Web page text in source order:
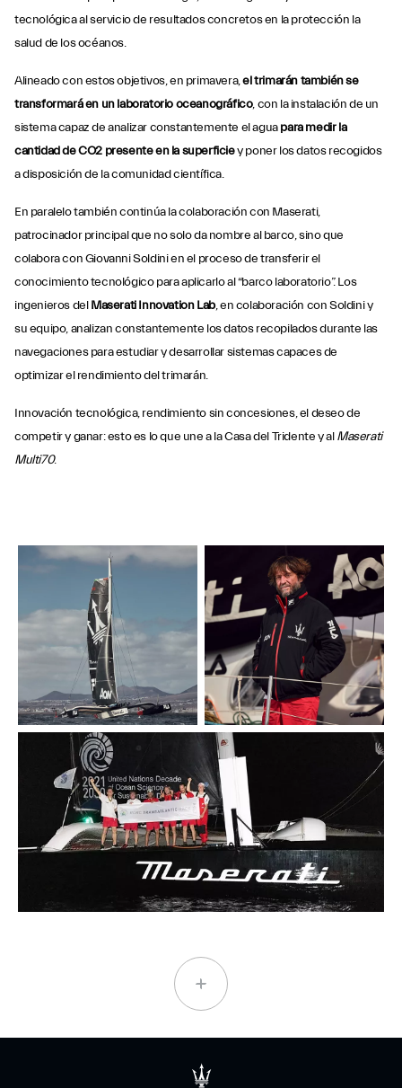
tecnológica al servicio de resultados concretos en la protección la
salud de los océanos.
Alineado con estos objetivos, en primavera,el trimarán también se
transformará en un laboratorio oceanográfico, con la instalación de un
sistema capaz de analizar constantemente el aguapara medir la
cantidad de CO2 presente en la superficiey poner los datos recogidos
a disposición de la comunidad científica.
En paralelo también continúa la colaboración con Maserati,
patrocinador principal que no solo da nombre al barco, sino que
colabora con Giovanni Soldini en el proceso de transferir el
conocimiento tecnológico para aplicarlo al “barco laboratorio”. Los
ingenieros delMaserati Innovation Lab, en colaboración con Soldini y
su equipo, analizan constantemente los datos recopilados durante las
navegaciones para estudiar y desarrollar sistemas capaces de
optimizar el rendimiento del trimarán.
Innovación tecnológica, rendimiento sin concesiones, el deseo de
competir y ganar: esto es lo que une a la Casa del Tridente y alMaserati
Multi70.